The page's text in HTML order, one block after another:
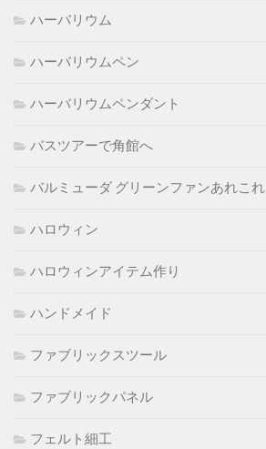
ハーバリウム
ハーバリウムペン
ハーバリウムペンダント
バスツアーで角館へ
バルミューダ グリーンファンあれこれ
ハロウィン
ハロウィンアイテム作り
ハンドメイド
ファブリックスツール
ファブリックパネル
フェルト細工